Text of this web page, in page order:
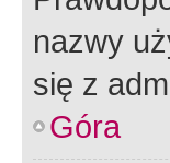
nazwy
się z
Góra